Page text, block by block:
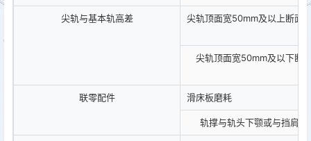
尖轨与基本轨高差 尖轨顶面宽50mm及以上断面
尖轨顶面宽50mm及以下断
联零配件 滑床板磨耗
轨撑与轨头下颚或与挡肩离